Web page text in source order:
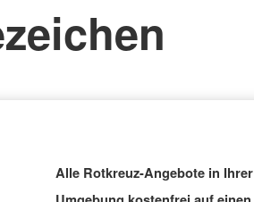
Alle Rotkreuz-Angebote in Ihrer